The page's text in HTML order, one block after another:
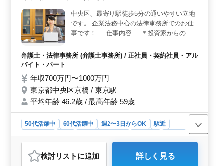
に応じた研修制度も整えており、スキルアップをサポー
トします。 ＜充実の福利厚生＞ 年収700万円〜
1000万円、全額支給の通勤手当など、安定した給与体系
をご用意しています。また、雇用・労災・健康・厚生に
加え、有給休暇や夏季休業、GW休暇などの休暇制度も整
っています。さらに、禁煙環境での快適な勤務を提供
し、健康的な職場環境を整えています。
中央区、最寄り駅徒歩5分の通いやすい立地
です。 企業法務中心の法律事務所でのお仕
事です！ −−仕事内容−− ＊投資家からの苦
情対応、紛争解決（金融ADR・訴訟代理）
＊ファンド会計記帳 ＊ファンド組成コンサ
−特徴−− ・駅近 徒歩5分 ・年間休日125日
・週休2日 ・未経験分野挑戦歓迎 ・未経験
分野サポート ・50歳以上新規採用実績あり
現在50歳以上も活躍している企業です。 経
験ない案件にチャレンジしたい方もぜひご応
募下さい！
弁護士・法律事務所 (弁護士事務所) / 正社員・契約社員・アル
バイト・パート
年収700万円〜1000万円
東京都中央区京橋 / 東京駅
平均年齢 46.2歳 / 最高年齢 59歳
50代活躍中 60代活躍中 週2〜3日からOK
駅近
おすすめポイント
検討リスト に追加 詳しく見る